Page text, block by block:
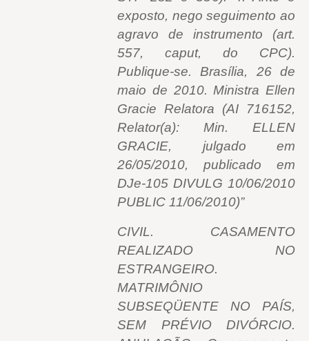
exposto, nego seguimento ao
agravo de instrumento (art.
557, caput, do CPC).
Publique-se. Brasília, 26 de
maio de 2010. Ministra Ellen
Gracie Relatora (AI 716152,
Relator(a): Min. ELLEN
GRACIE, julgado em
26/05/2010, publicado em
DJe-105 DIVULG 10/06/2010
PUBLIC 11/06/2010)”
CIVIL. CASAMENTO
REALIZADO NO
ESTRANGEIRO.
MATRIMÔNIO
SUBSEQÜENTE NO PAÍS,
SEM PRÉVIO DIVÓRCIO.